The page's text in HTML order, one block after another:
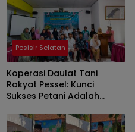
Pesisir Selatan
Koperasi Daulat Tani
Rakyat Pessel: Kunci
Sukses Petani Adalah